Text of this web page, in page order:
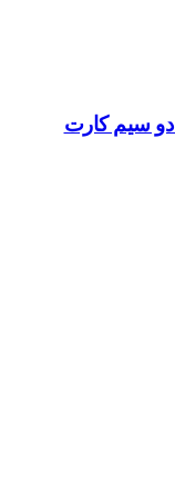
گوشی موبایل اپل مدل iPhone 12 Pro دو سیم‌ کارت